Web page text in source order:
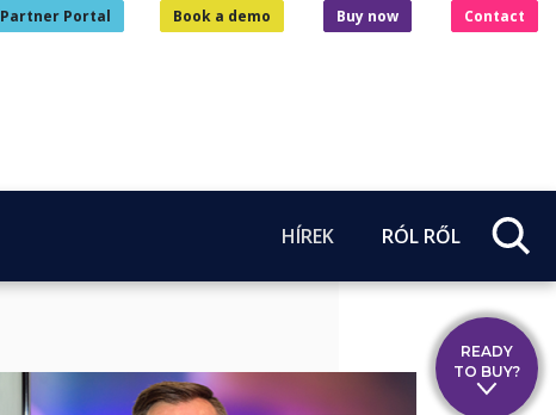
Partner Portal Book a demo Buy now Contact
HÍREK RÓL RŐL
READY
TO BUY?